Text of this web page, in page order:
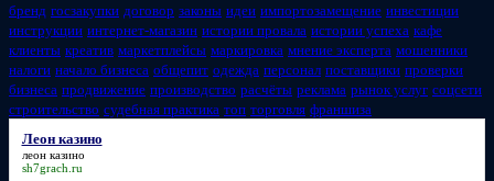
бренд госзакупки договор законы идеи импортозамещение инвестиции
инструкции интернет-магазин истории провала истории успеха кафе
клиенты креатив маркетплейсы маркировка мнение эксперта мошенники
налоги начало бизнеса общепит одежда персонал поставщики проверки
бизнеса продвижение производство расчёты реклама рынок услуг соцсети
строительство судебная практика топ торговля франшиза
Леон казино
леон казино
sh7grach.ru